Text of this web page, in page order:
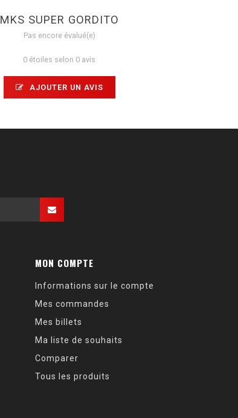
MKS SUPER GORDITO
Pas encore évalué(e)
0 étoiles selon 0 avis
AJOUTER UN AVIS
MON COMPTE
Informations sur le compte
Mes commandes
Mes billets
Ma liste de souhaits
Comparer
Tous les produits